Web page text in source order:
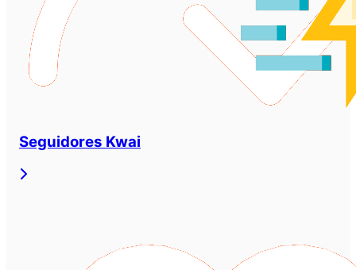
Seguidores Kwai